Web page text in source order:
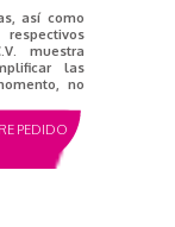
así como
muestra
las
no
PEDIDO